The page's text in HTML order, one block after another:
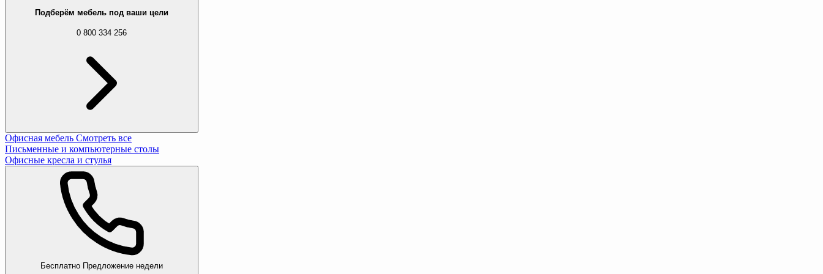
Подберём мебель под ваши цели
0 800 334 256
Офисная мебель Смотреть все
Письменные и компьютерные столы
Офисные кресла и стулья
Бесплатно Предложение недели